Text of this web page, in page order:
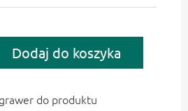
Dodaj do koszyka
do produktu